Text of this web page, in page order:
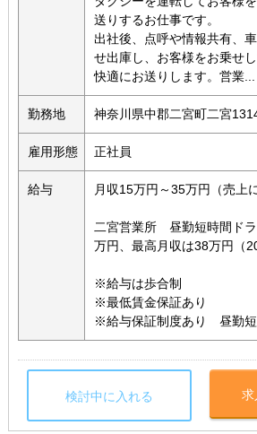
送りするお仕事です。
出社後、点呼や情報共有、
せ出庫し、お客様をお乗せ
快適にお送りします。営業...
勤務地 神奈川県中郡二宮町二宮
雇用形態 正社員
給与 月収15万円～35万円（売上
二宮営業所 昼勤短時間ド
万円、最高月収は38万円（
※給与は歩合制
※最低賃金保証あり
※給与保証制度あり 昼勤短
検討中に入れる 求